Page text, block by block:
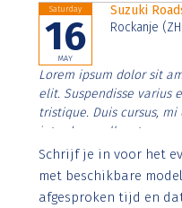
Saturday
16
MAY
Suzuki
Rockanje
Lorem ipsum dolor sit
elit. Suspendisse varius
tristique. Duis cursus,
interdum nulla, ut
Aenean faucibus nibh
imperdiet. Nunc ut sem
Schrijf je in voor het
met beschikbare
afgesproken tijd en